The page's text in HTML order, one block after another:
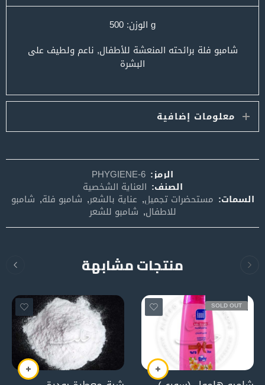
g الوزن: 500
شامبو فلة برائحته المنعشة للأطفال, ناعم ولطيف على
البشرة
معلومات إضافية
الرمز: PHYGIENE-6
الصنف: العناية الشخصية
السمات: مستحضرات تجميل, عناية بالشعر, شامبو فلة, شامبو
للاطفال, شامبو للشعر
منتجات مشابهة
SOLD OUT